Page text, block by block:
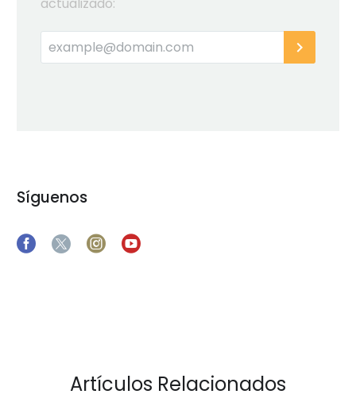
Síguenos
Artículos Relacionados